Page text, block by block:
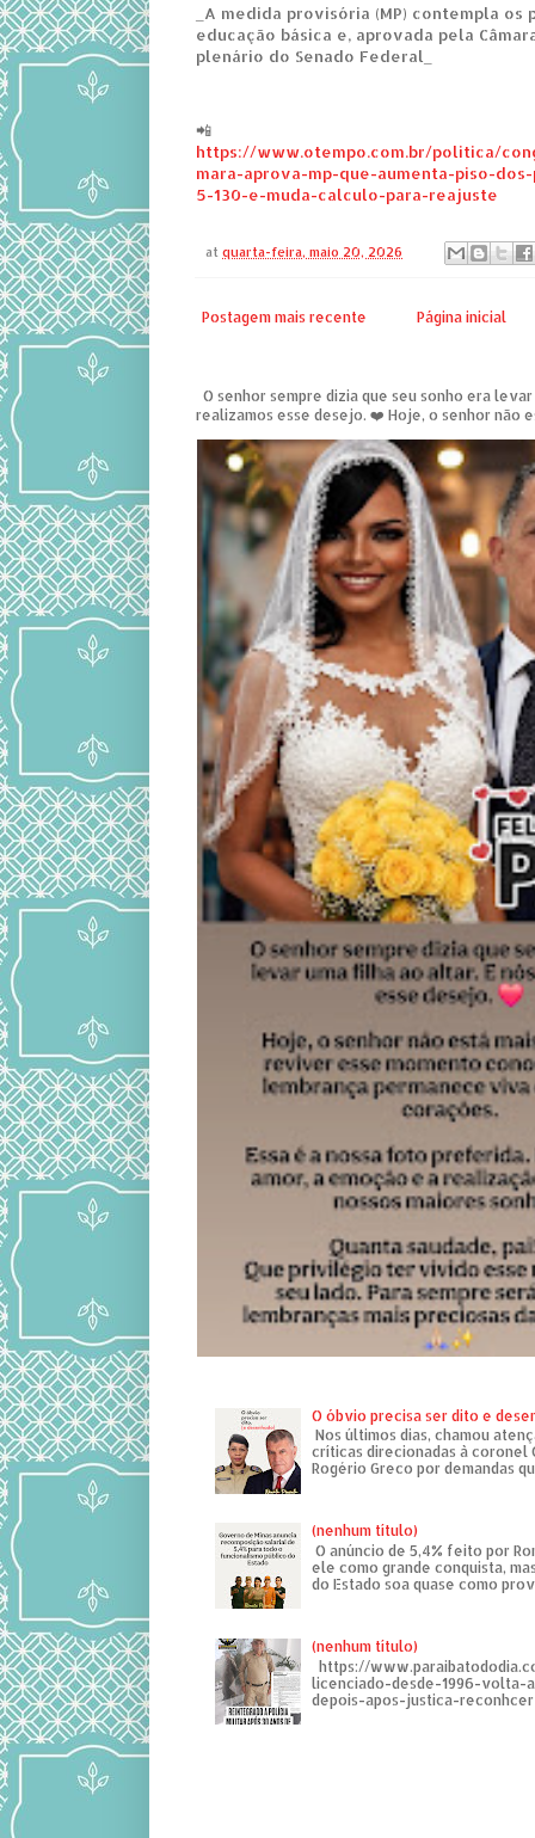
_A medida provisória (MP) contempla
educação básica e, aprovada pela
plenário do Senado Federal_
📲
https://www.otempo.com.br/politica/
mara-aprova-mp-que-aumenta-piso-
5-130-e-muda-calculo-para-reajuste
atquarta-feira, maio 20, 2026
Postagem mais recente Página inicial
O senhor sempre dizia que seu sonho era
realizamos esse desejo. ❤️ Hoje, o senhor não
O óbvio precisa ser dito e
Nos últimos dias, chamou
críticas direcionadas à coronel
Rogério Greco por demandas
(nenhum título)
O anúncio de 5,4% feito por
ele como grande conquista,
do Estado soa quase como
(nenhum título)
https://
licenciado-desde-1996-volta-
depois-apos-justica-